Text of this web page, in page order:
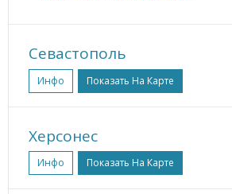
Севастополь
Инфо Показать На Карте
Херсонес
Инфо Показать На Карте